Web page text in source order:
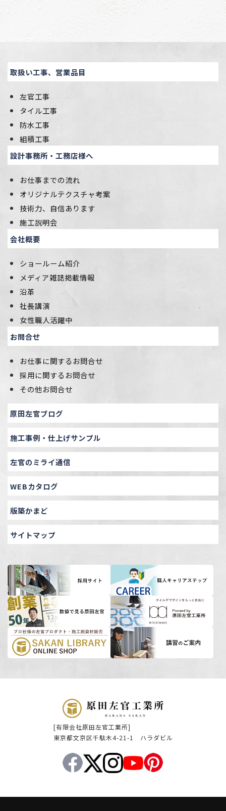
取扱い工事、営業品目
左官工事
タイル工事
防水工事
組積工事
設計事務所・工務店様へ
お仕事までの流れ
オリジナルテクスチャ考案
技術力、自信あります
施工説明会
会社概要
ショールーム紹介
メディア雑誌掲載情報
沿革
社長講演
女性職人活躍中
お問合せ
お仕事に関するお問合せ
採用に関するお問合せ
その他お問合せ
原田左官ブログ
施工事例・仕上げサンプル
左官のミライ通信
WEBカタログ
版築かまど
サイトマップ
[有限会社原田左官工業所]
東京都文京区千駄木4-21-1 ハラダビル